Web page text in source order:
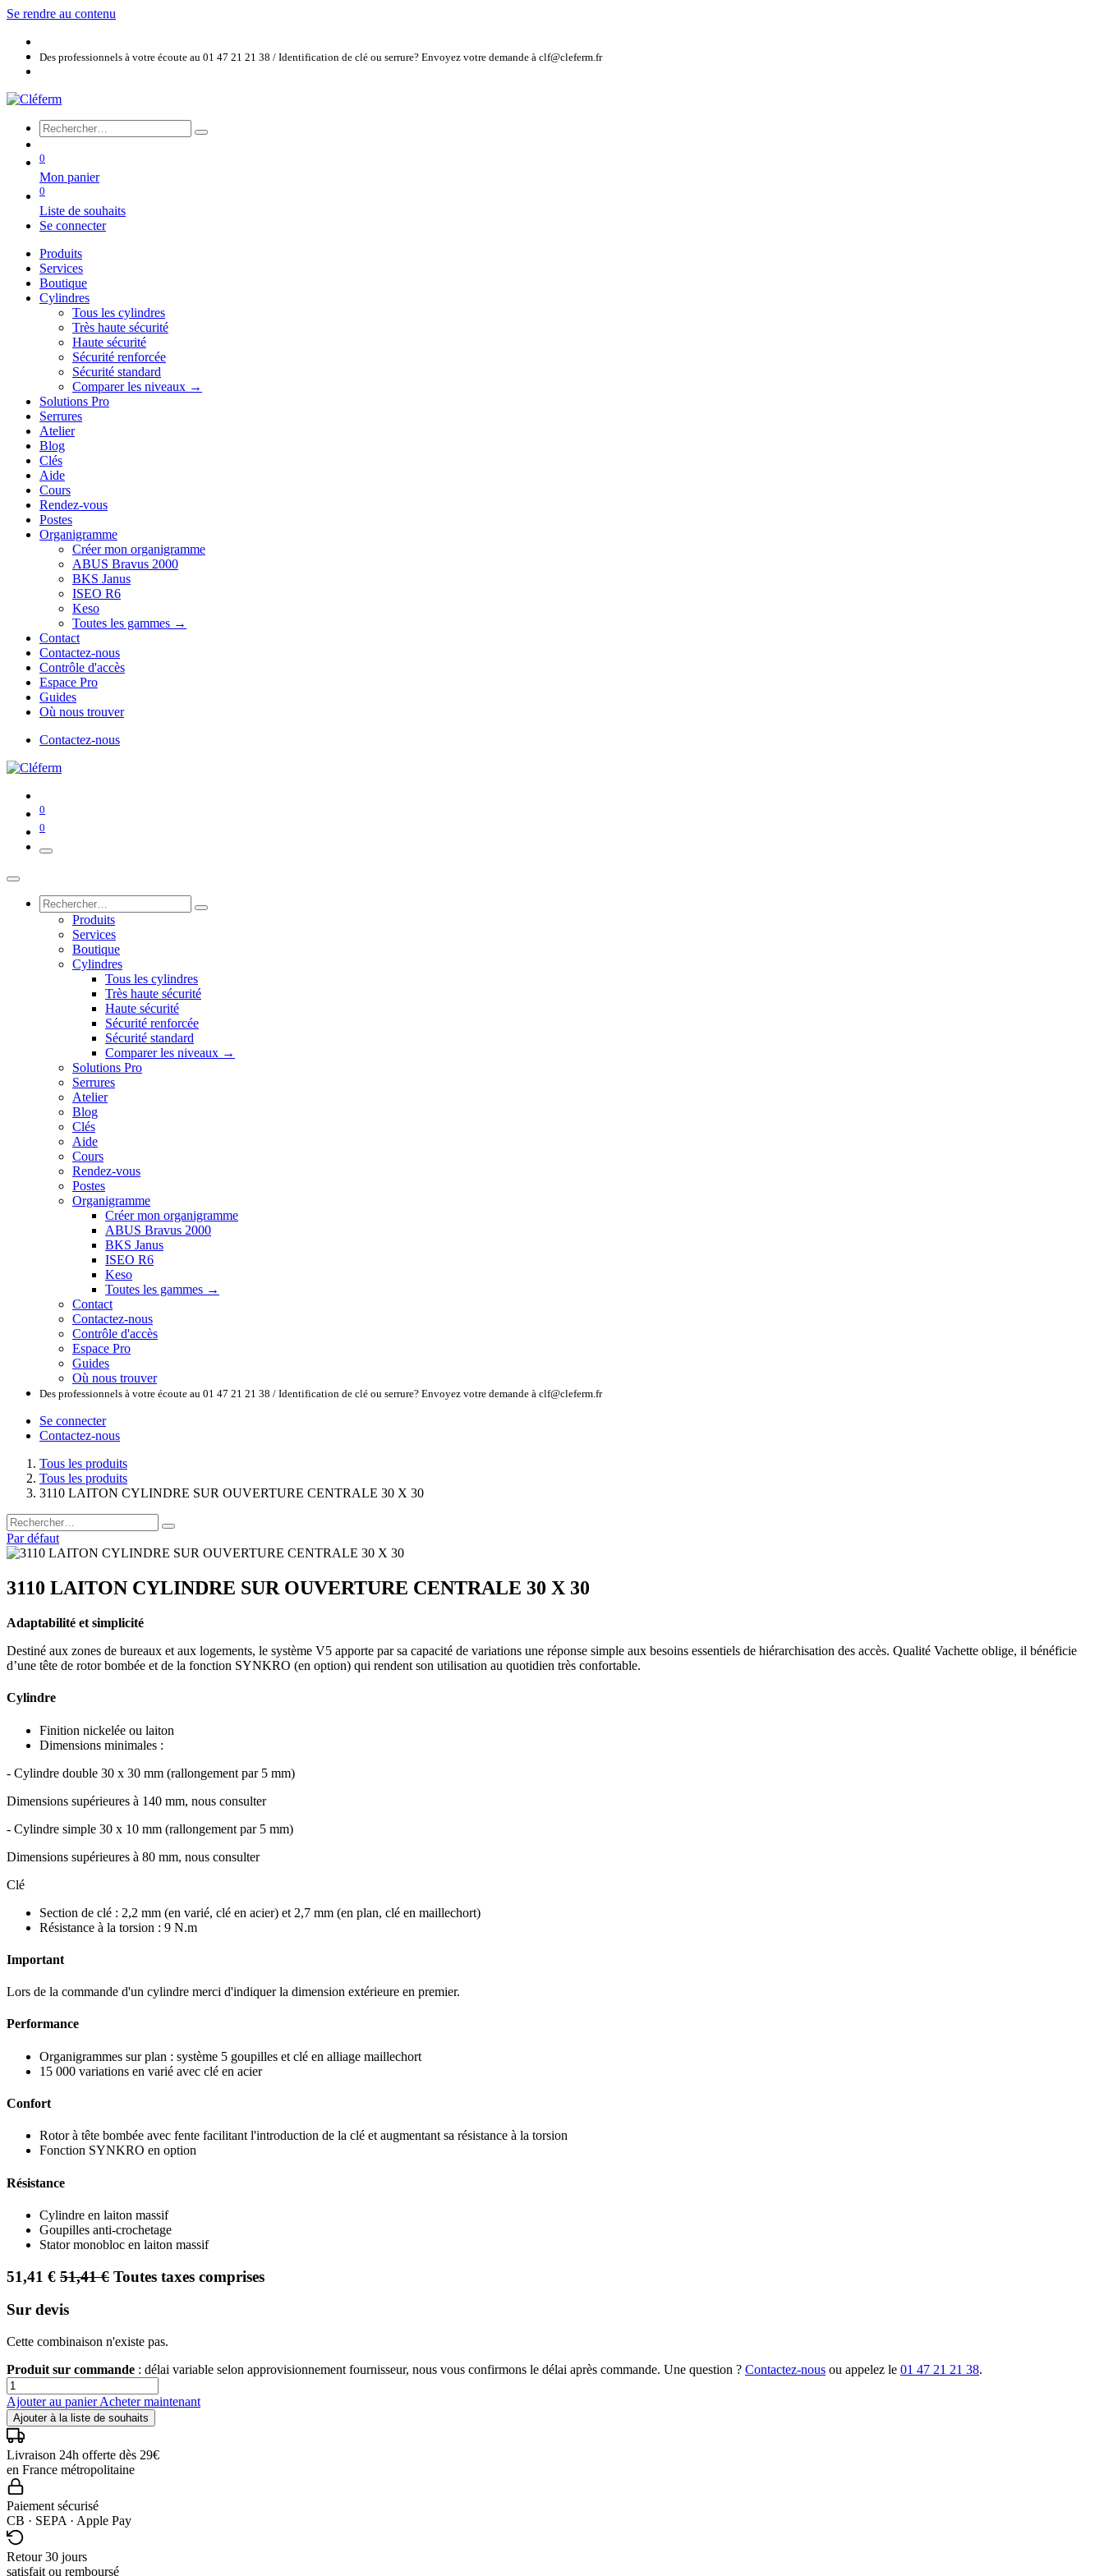
Se rendre au contenu
Des professionnels à votre écoute au 01 47 21 21 38 / Identification de clé ou serrure? Envoyez votre demande à clf@cleferm.fr
0
Mon panier
0
Liste de souhaits
Se connecter
Produits
Services
Boutique
Cylindres
Tous les cylindres
Très haute sécurité
Haute sécurité
Sécurité renforcée
Sécurité standard
Comparer les niveaux →
Solutions Pro
Serrures
Atelier
Blog
Clés
Aide
Cours
Rendez-vous
Postes
Organigramme
Créer mon organigramme
ABUS Bravus 2000
BKS Janus
ISEO R6
Keso
Toutes les gammes →
Contact
Contactez-nous
Contrôle d'accès
Espace Pro
Guides
Où nous trouver
Contactez-nous
0
0
Produits
Services
Boutique
Cylindres
Tous les cylindres
Très haute sécurité
Haute sécurité
Sécurité renforcée
Sécurité standard
Comparer les niveaux →
Solutions Pro
Serrures
Atelier
Blog
Clés
Aide
Cours
Rendez-vous
Postes
Organigramme
Créer mon organigramme
ABUS Bravus 2000
BKS Janus
ISEO R6
Keso
Toutes les gammes →
Contact
Contactez-nous
Contrôle d'accès
Espace Pro
Guides
Où nous trouver
Des professionnels à votre écoute au 01 47 21 21 38 / Identification de clé ou serrure? Envoyez votre demande à clf@cleferm.fr
Se connecter
Contactez-nous
Tous les produits
Tous les produits
3110 LAITON CYLINDRE SUR OUVERTURE CENTRALE 30 X 30
Par défaut
3110 LAITON CYLINDRE SUR OUVERTURE CENTRALE 30 X 30
Adaptabilité et simplicité
Destiné aux zones de bureaux et aux logements, le système V5 apporte par sa capacité de variations une réponse simple aux besoins essentiels de hiérarchisation des accès. Qualité Vachette oblige, il bénéficie
d’une tête de rotor bombée et de la fonction SYNKRO (en option) qui rendent son utilisation au quotidien très confortable.
Cylindre
Finition nickelée ou laiton
Dimensions minimales :
- Cylindre double 30 x 30 mm (rallongement par 5 mm)
Dimensions supérieures à 140 mm, nous consulter
- Cylindre simple 30 x 10 mm (rallongement par 5 mm)
Dimensions supérieures à 80 mm, nous consulter
Clé
Section de clé : 2,2 mm (en varié, clé en acier) et 2,7 mm (en plan, clé en maillechort)
Résistance à la torsion : 9 N.m
Important
Lors de la commande d'un cylindre merci d'indiquer la dimension extérieure en premier.
Performance
Organigrammes sur plan : système 5 goupilles et clé en alliage maillechort
15 000 variations en varié avec clé en acier
Confort
Rotor à tête bombée avec fente facilitant l'introduction de la clé et augmentant sa résistance à la torsion
Fonction SYNKRO en option
Résistance
Cylindre en laiton massif
Goupilles anti-crochetage
Stator monobloc en laiton massif
51,41 € 51,41€ Toutes taxes comprises
Sur devis
Cette combinaison n'existe pas.
Produit sur commande : délai variable selon approvisionnement fournisseur, nous vous confirmons le délai après commande. Une question ? Contactez-nous ou appelez le 01 47 21 21 38.
Ajouter au panierAcheter maintenant
Ajouter à la liste de souhaits
Livraison 24h offerte dès 29€
en France métropolitaine
Paiement sécurisé
CB · SEPA · Apple Pay
Retour 30 jours
satisfait ou remboursé